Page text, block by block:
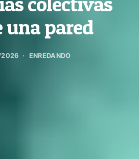
una pared
ENREDANDO